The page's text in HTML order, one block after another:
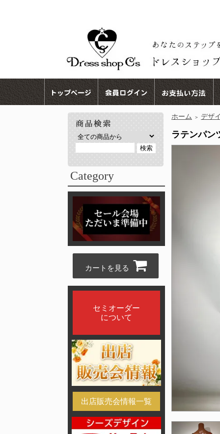
Category
カートを見る
セミオーダー
について
出店販売会情報一覧
ホーム ＞ デザ
ラテンパ